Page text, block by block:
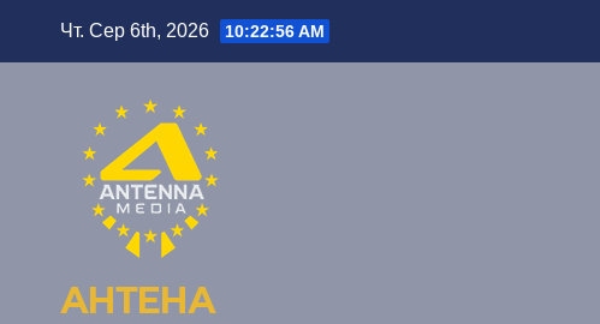
Чт. Сер 6th, 2026 10:22:57 AM
АНТЕНА